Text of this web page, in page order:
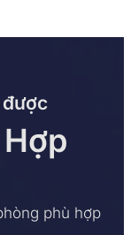
phù hợp